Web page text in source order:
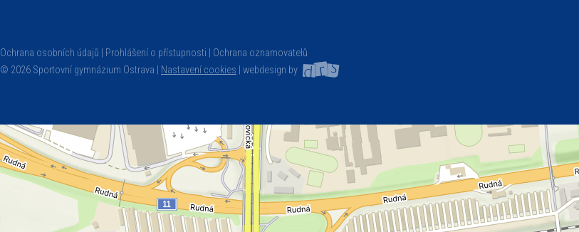
Ochrana osobních údajů Prohlášení o přístupnosti
Ochrana oznamovatelů
© 2026 Sportovní gymnázium Ostrava |
Nastavení cookies webdesign by